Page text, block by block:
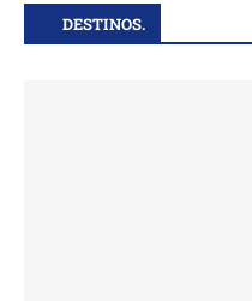
DESTINOS.